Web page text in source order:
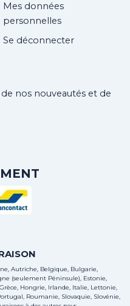
Mes données
personnelles
Se déconnecter
nos nouveautés et de
Autriche, Belgique, Bulgarie,
(seulement Péninsule), Estonie,
Hongrie, Irlande, Italie, Lettonie,
Roumanie, Slovaquie, Slovénie,